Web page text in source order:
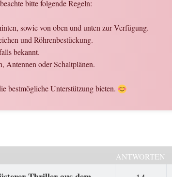
bitte folgende Regeln:
sowie von oben und unten zur Verfügung.
und Röhrenbestückung.
bekannt.
Antennen oder Schaltplänen.
bestmögliche Unterstützung bieten.
ANTWORTEN